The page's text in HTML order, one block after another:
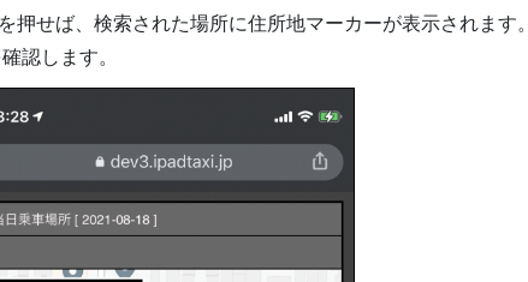
押せば、検索された場所に住所地マーカーが表示されます。
認します。